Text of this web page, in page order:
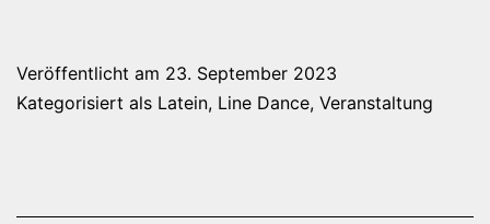
Veröffentlicht am 23. September 2023
Kategorisiert als Latein, Line Dance, Veranstaltung